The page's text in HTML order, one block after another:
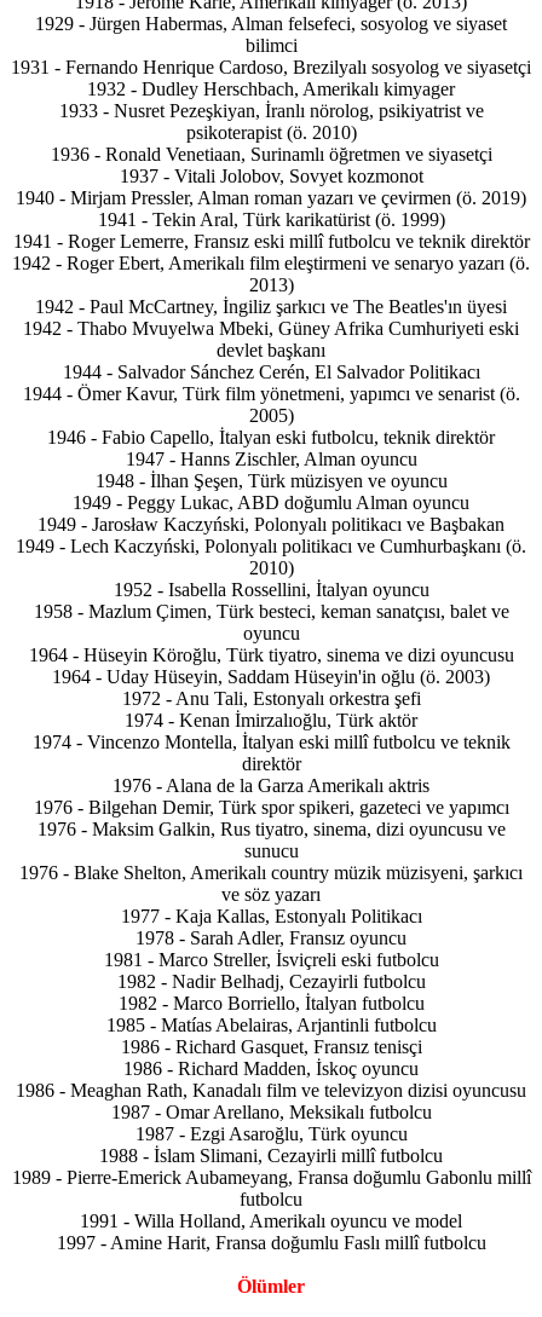
1929 - Jürgen Habermas, Alman felsefeci, sosyolog ve siyaset
bilimci
1931 - Fernando Henrique Cardoso, Brezilyalı sosyolog ve siyasetçi
1932 - Dudley Herschbach, Amerikalı kimyager
1933 - Nusret Pezeşkiyan, İranlı nörolog, psikiyatrist ve
psikoterapist (ö. 2010)
1936 - Ronald Venetiaan, Surinamlı öğretmen ve siyasetçi
1937 - Vitali Jolobov, Sovyet kozmonot
1940 - Mirjam Pressler, Alman roman yazarı ve çevirmen (ö. 2019)
1941 - Tekin Aral, Türk karikatürist (ö. 1999)
1941 - Roger Lemerre, Fransız eski millî futbolcu ve teknik direktör
1942 - Roger Ebert, Amerikalı film eleştirmeni ve senaryo yazarı (ö.
2013)
1942 - Paul McCartney, İngiliz şarkıcı ve The Beatles'ın üyesi
1942 - Thabo Mvuyelwa Mbeki, Güney Afrika Cumhuriyeti eski
devlet başkanı
1944 - Salvador Sánchez Cerén, El Salvador Politikacı
1944 - Ömer Kavur, Türk film yönetmeni, yapımcı ve senarist (ö.
2005)
1946 - Fabio Capello, İtalyan eski futbolcu, teknik direktör
1947 - Hanns Zischler, Alman oyuncu
1948 - İlhan Şeşen, Türk müzisyen ve oyuncu
1949 - Peggy Lukac, ABD doğumlu Alman oyuncu
1949 - Jarosław Kaczyński, Polonyalı politikacı ve Başbakan
1949 - Lech Kaczyński, Polonyalı politikacı ve Cumhurbaşkanı (ö.
2010)
1952 - Isabella Rossellini, İtalyan oyuncu
1958 - Mazlum Çimen, Türk besteci, keman sanatçısı, balet ve
oyuncu
1964 - Hüseyin Köroğlu, Türk tiyatro, sinema ve dizi oyuncusu
1964 - Uday Hüseyin, Saddam Hüseyin'in oğlu (ö. 2003)
1972 - Anu Tali, Estonyalı orkestra şefi
1974 - Kenan İmirzalıoğlu, Türk aktör
1974 - Vincenzo Montella, İtalyan eski millî futbolcu ve teknik
direktör
1976 - Alana de la Garza Amerikalı aktris
1976 - Bilgehan Demir, Türk spor spikeri, gazeteci ve yapımcı
1976 - Maksim Galkin, Rus tiyatro, sinema, dizi oyuncusu ve
sunucu
1976 - Blake Shelton, Amerikalı country müzik müzisyeni, şarkıcı
ve söz yazarı
1977 - Kaja Kallas, Estonyalı Politikacı
1978 - Sarah Adler, Fransız oyuncu
1981 - Marco Streller, İsviçreli eski futbolcu
1982 - Nadir Belhadj, Cezayirli futbolcu
1982 - Marco Borriello, İtalyan futbolcu
1985 - Matías Abelairas, Arjantinli futbolcu
1986 - Richard Gasquet, Fransız tenisçi
1986 - Richard Madden, İskoç oyuncu
1986 - Meaghan Rath, Kanadalı film ve televizyon dizisi oyuncusu
1987 - Omar Arellano, Meksikalı futbolcu
1987 - Ezgi Asaroğlu, Türk oyuncu
1988 - İslam Slimani, Cezayirli millî futbolcu
1989 - Pierre-Emerick Aubameyang, Fransa doğumlu Gabonlu millî
futbolcu
1991 - Willa Holland, Amerikalı oyuncu ve model
1997 - Amine Harit, Fransa doğumlu Faslı millî futbolcu
Ölümler